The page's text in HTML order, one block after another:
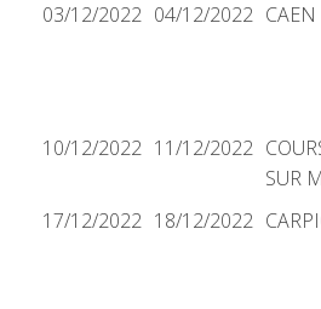
03/12/2022 04/12/2022 CAEN
10/12/2022 11/12/2022
SUR
17/12/2022 18/12/2022